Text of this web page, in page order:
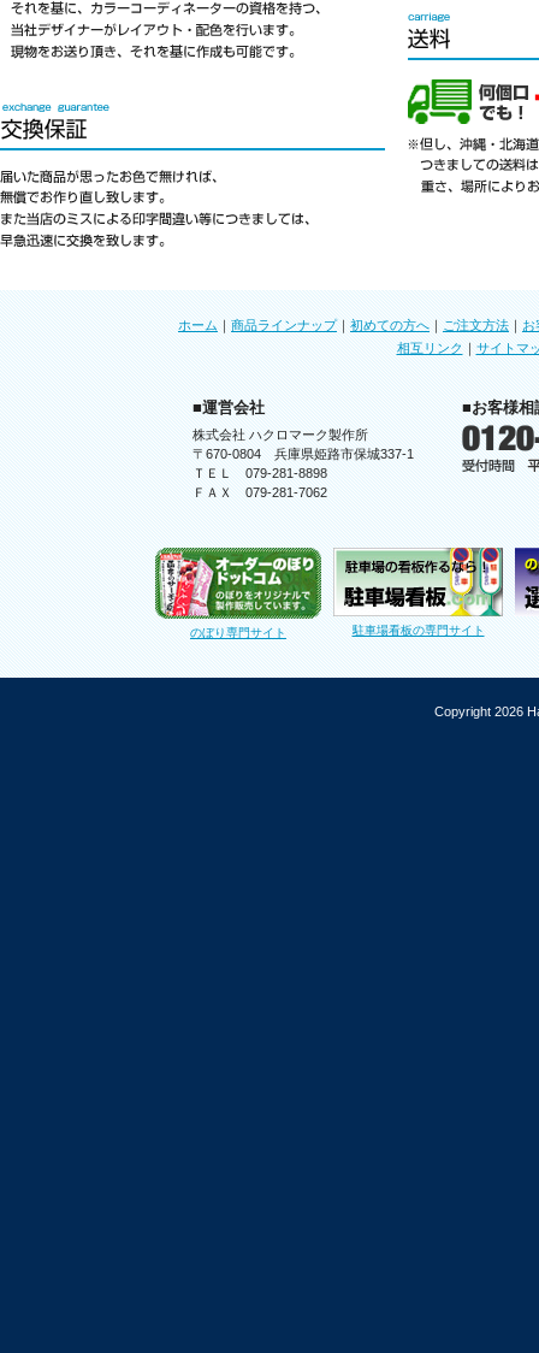
ホーム ｜ 商品ラインナップ｜ 初めての方へ ｜ ご注文方法 ｜ お
相互リンク ｜ サイトマ
■運営会社
株式会社 ハクロマーク製作所
〒670-0804 兵庫県姫路市保城337-1
ＴＥＬ 079-281-8898
ＦＡＸ 079-281-7062
■お客様相
のぼり専門サイト 駐車場看板の専門サイト
Copyright 2026